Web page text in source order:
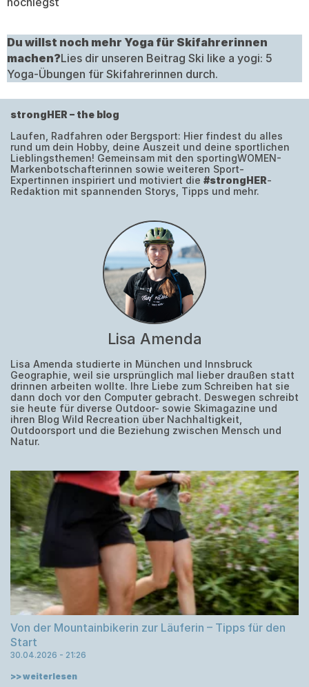
Du willst noch mehr Yoga für Skifahrerinnen
machen?Lies dir unseren Beitrag Ski like a yogi: 5
Yoga-Übungen für Skifahrerinnen durch.
strongHER – the blog
Laufen, Radfahren oder Bergsport: Hier findest du alles
rund um dein Hobby, deine Auszeit und deine sportlichen
Lieblingsthemen! Gemeinsam mit den sportingWOMEN-
Markenbotschafterinnen sowie weiteren Sport-
Expertinnen inspiriert und motiviert die #strongHER-
Redaktion mit spannenden Storys, Tipps und mehr.
Lisa Amenda
Lisa Amenda studierte in München und Innsbruck
Geographie, weil sie ursprünglich mal lieber draußen statt
drinnen arbeiten wollte. Ihre Liebe zum Schreiben hat sie
dann doch vor den Computer gebracht. Deswegen schreibt
sie heute für diverse Outdoor- sowie Skimagazine und
ihren Blog Wild Recreation über Nachhaltigkeit,
Outdoorsport und die Beziehung zwischen Mensch und
Natur.
Von der Mountainbikerin zur Läuferin – Tipps für den
Start
30.04.2026 21:26
>> weiterlesen